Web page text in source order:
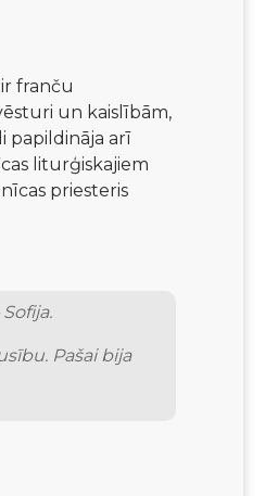
franču
un kaislībām,
papildināja arī
liturģiskajiem
priesteris
Pašai bija